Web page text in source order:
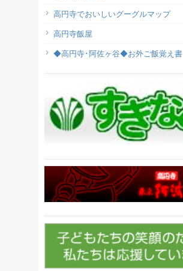
高円寺でおいしいグーグルマップ
高円寺飯屋
◆高円寺･阿佐ヶ谷◆お外ご飯覚え書